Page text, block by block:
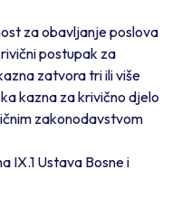
za obavljanje poslova
postupak za
zatvora tri ili više
kazna za krivično djelo
zakonodavstvom
IX.1 Ustava Bosne i